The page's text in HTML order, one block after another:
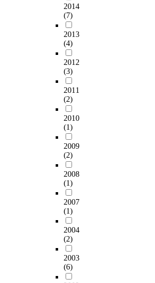
2014
(7)
2013
(4)
2012
(3)
2011
(2)
2010
(1)
2009
(2)
2008
(1)
2007
(1)
2004
(2)
2003
(6)